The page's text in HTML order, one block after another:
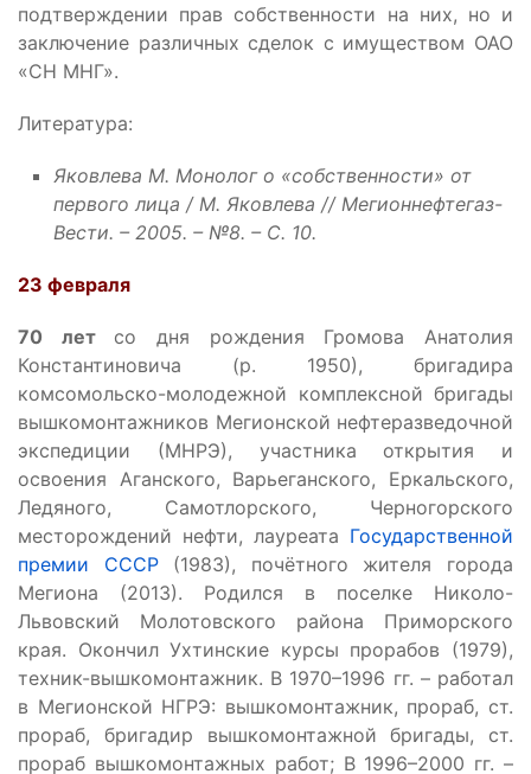
подтверждении прав собственности на них, но и
заключение различных сделок с имуществом ОАО
«СН МНГ».
Литература:
Яковлева М. Монолог о «собственности» от
первого лица / М. Яковлева // Мегионнефтегаз-
Вести. – 2005. – №8. – С. 10.
23 февраля
70 лет со дня рождения Громова Анатолия
Константиновича (р. 1950), бригадира
комсомольско-молодежной комплексной бригады
вышкомонтажников Мегионской нефтеразведочной
экспедиции (МНРЭ), участника открытия и
освоения Аганского, Варьеганского, Еркальского,
Ледяного, Самотлорского, Черногорского
месторождений нефти, лауреата Государственной
премии СССР(1983), почётного жителя города
Мегиона (2013). Родился в поселке Николо-
Львовский Молотовского района Приморского
края. Окончил Ухтинские курсы прорабов (1979),
техник-вышкомонтажник. В 1970–1996 гг. – работал
в Мегионской НГРЭ: вышкомонтажник, прораб, ст.
прораб, бригадир вышкомонтажной бригады, ст.
прораб вышкомонтажных работ; В1996–2000 гг. –